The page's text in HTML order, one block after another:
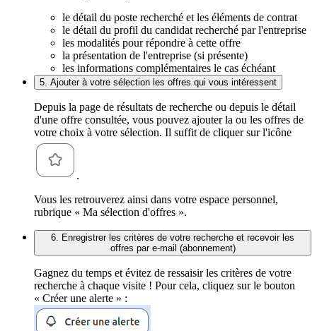
le détail du poste recherché et les éléments de contrat
le détail du profil du candidat recherché par l'entreprise
les modalités pour répondre à cette offre
la présentation de l'entreprise (si présente)
les informations complémentaires le cas échéant
5. Ajouter à votre sélection les offres qui vous intéressent
Depuis la page de résultats de recherche ou depuis le détail
d'une offre consultée, vous pouvez ajouter la ou les offres de
votre choix à votre sélection. Il suffit de cliquer sur l'icône
.
Vous les retrouverez ainsi dans votre espace personnel,
rubrique « Ma sélection d'offres ».
6. Enregistrer les critères de votre recherche et recevoir les
offres par e-mail (abonnement)
Gagnez du temps et évitez de ressaisir les critères de votre
recherche à chaque visite ! Pour cela, cliquez sur le bouton
« Créer une alerte » :